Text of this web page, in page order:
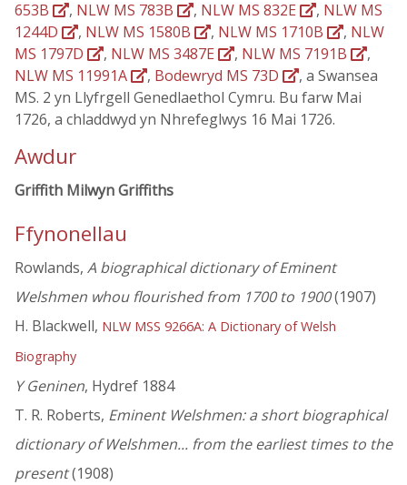
653B
, NLW MS 783B , NLW MS 832E , NLW MS
1244D
, NLW MS 1580B , NLW MS 1710B , NLW
MS 1797D
, NLW MS 3487E , NLW MS 7191B
,
NLW MS 11991A
, Bodewryd MS 73D
, a Swansea
MS. 2 yn Llyfrgell Genedlaethol Cymru. Bu farw Mai
1726, a chladdwyd yn Nhrefeglwys 16 Mai 1726.
Awdur
Griffith Milwyn Griffiths
Ffynonellau
Rowlands, A biographical dictionary of Eminent
Welshmen whou flourished from 1700 to 1900(1907)
H. Blackwell, NLW MSS 9266A: A Dictionary of Welsh
Biography
Y Geninen, Hydref 1884
T. R. Roberts, Eminent Welshmen: a short biographical
dictionary of Welshmen... from the earliest times to the
present(1908)